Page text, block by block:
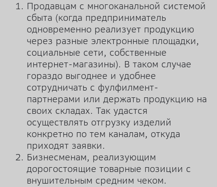
Продавцам с многоканальной системой
сбыта (когда предприниматель
одновременно реализует продукцию
через разные электронные площадки,
социальные сети, собственные
интернет-магазины). В таком случае
гораздо выгоднее и удобнее
сотрудничать с фулфилмент-
партнерами или держать продукцию на
своих складах. Так удастся
осуществлять отгрузку изделий
конкретно по тем каналам, откуда
приходят заявки.
Бизнесменам, реализующим
дорогостоящие товарные позиции с
внушительным средним чеком.